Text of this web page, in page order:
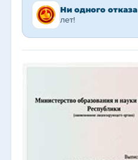
Ни одного отказа
лет!